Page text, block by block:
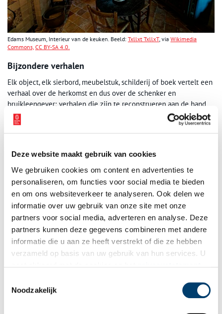
Deze website maakt gebruik van cookies
We gebruiken cookies om content en advertenties te
personaliseren, om functies voor social media te bieden
en om ons websiteverkeer te analyseren. Ook delen we
informatie over uw gebruik van onze site met onze
partners voor social media, adverteren en analyse. Deze
partners kunnen deze gegevens combineren met andere
informatie die u aan ze heeft verstrekt of die ze hebben
verzameld op basis van uw gebruik van hun services. U
Noodzakelijk
Edams Museum, Interieur van de keuken. Beeld: Txllxt TxllxT, via Wikimedia
Commons, CC BY-SA 4.0.
Bijzondere verhalen
Elk object, elk sierbord, meubelstuk, schilderij of boek vertelt een
verhaal over de herkomst en dus over de schenker en
bruikleengever; verhalen die zijn te reconstrueren aan de hand
van het bewaard gebleven rijke museumarchief met de
jaarverslagen, het kasboek, de gastenboeken, oude
cataloguskaarten, brieven, krantenknipsels en interieurfoto’s.
In dit boek worden de geschiedenis van het Edams Museum en
de herkomst van objecten over de periode 1895-1914 besproken,
dus tot het uitbreken van de Eerste Wereldoorlog. Toen stopten
de bezoeken van toeristen evenals die van kunstschilders uit het
buitenland die het Edams Museum als atelier gebruikten voor
hun kunst. Levendige jaarverslagen verschenen sindsdien niet
meer consequent. Het Edams Museum sloot gelukkig niet zijn
deuren – de bezoeken en schenkingen droogden niet abrupt op –
maar de periode na 1914 moet vanwege de hoeveelheid
informatie in (een) vervolgpublicatie(s) worden besproken.